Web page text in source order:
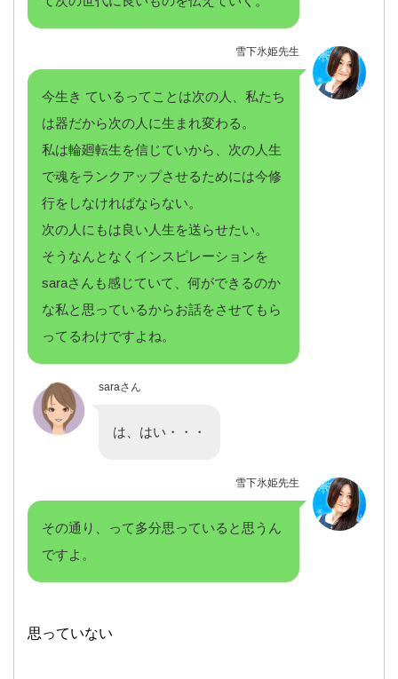
雪下氷姫先生
今生き ているってことは次の人、私たち
は器だから次の人に生まれ変わる。
私は輪廻転生を信じていから、次の人生
で魂をランクアップさせるためには今修
行をしなければならない。
次の人にもは良い人生を送らせたい。
そうなんとなくインスピレーションを
saraさんも感じていて、何ができるのか
な私と思っているからお話をさせてもら
ってるわけですよね。
saraさん
は、はい・・・
雪下氷姫先生
その通り、って多分思っていると思うん
ですよ。
思っていない